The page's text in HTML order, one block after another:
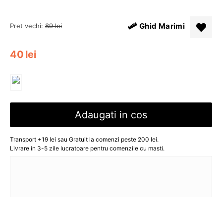
Pret vechi: 89 lei
40 lei
Ghid Marimi
Adaugati in cos
Transport +19 lei sau Gratuit la comenzi peste 200 lei.
Livrare in 3-5 zile lucratoare pentru comenzile cu masti.